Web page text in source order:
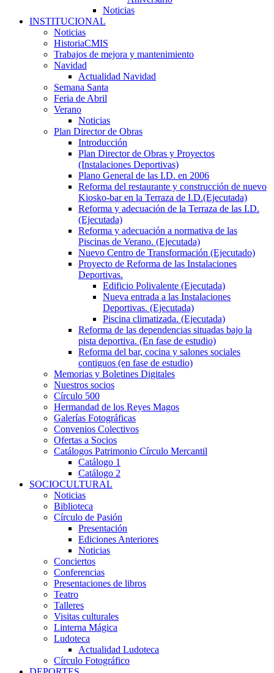
Noticias
INSTITUCIONAL
Noticias
HistoriaCMIS
Trabajos de mejora y mantenimiento
Navidad
Actualidad Navidad
Semana Santa
Feria de Abril
Verano
Noticias
Plan Director de Obras
Introducción
Plan Director de Obras y Proyectos
(Instalaciones Deportivas)
Plano General de las I.D. en 2006
Reforma del restaurante y construcción de nuevo
Kiosko-bar en la Terraza de I.D.(Ejecutada)
Reforma y adecuación de la Terraza de las I.D.
(Ejecutada)
Reforma y adecuación a normativa de las
Piscinas de Verano. (Ejecutada)
Nuevo Centro de Transformación (Ejecutado)
Proyecto de Reforma de las Instalaciones
Deportivas.
Edificio Polivalente (Ejecutada)
Nueva entrada a las Instalaciones
Deportivas. (Ejecutada)
Piscina climatizada. (Ejecutada)
Reforma de las dependencias situadas bajo la
pista deportiva. (En fase de estudio)
Reforma del bar, cocina y salones sociales
contiguos (en fase de estudio)
Memorias y Boletines Digitales
Nuestros socios
Círculo 500
Hermandad de los Reyes Magos
Galerías Fotográficas
Convenios Colectivos
Ofertas a Socios
Catálogos Patrimonio Círculo Mercantil
Catálogo 1
Catálogo 2
SOCIOCULTURAL
Noticias
Biblioteca
Círculo de Pasión
Presentación
Ediciones Anteriores
Noticias
Conciertos
Conferencias
Presentaciones de libros
Teatro
Talleres
Visitas culturales
Linterna Mágica
Ludoteca
Actualidad Ludoteca
Círculo Fotográfico